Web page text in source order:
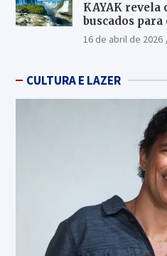
KAYAK revela
buscados
16 de abril de 2026
CULTURA E LAZER